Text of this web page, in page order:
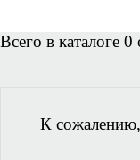
Всего в каталоге 0
К